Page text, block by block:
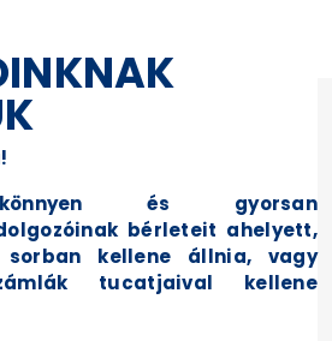
és gyorsan
bérleteit ahelyett,
sorban kellene állnia, vagy
tucatjaival kellene